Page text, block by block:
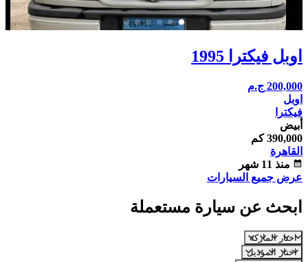
اوبل فيكترا 1995
200,000 ج.م
اوبل
فيكترا
أبيض
390,000 كم
القاهرة
calendar_month منذ 11 شهر
عرض جميع السيارات
ابحث عن سيارة مستعملة
اختار الماركة
اختار الموديل